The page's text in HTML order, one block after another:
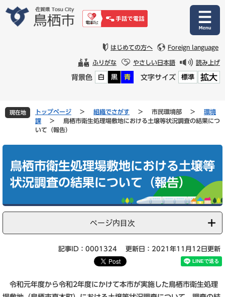
文
はじめての方へ Foreign language
ふりがな やさしい日本語 読み上げ
背景色 白 黒 青 文字サイズ 標準 拡大
現在地 トップページ > 組織でさがす > 市民環境部 >
環境
課
>
鳥栖市衛生処理場敷地における土壌等状況調査の結果につ
いて（報告）
鳥栖市衛生処理場敷地における土壌等
状況調査の結果について（報告）
ページ内目次
記事ID：0001324 更新日：2021年11月12日更新
令和元年度から令和2年度にかけて本市が実施した鳥栖市衛生処理